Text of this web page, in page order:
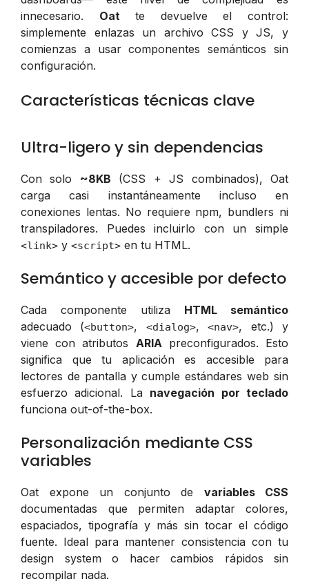
innecesario. Oat te devuelve el control:
simplemente enlazas un archivo CSS y JS, y
comienzas a usar componentes semánticos sin
configuración.
Características técnicas clave
Ultra-ligero y sin dependencias
Con solo ~8KB (CSS + JS combinados), Oat
carga casi instantáneamente incluso en
conexiones lentas. No requiere npm, bundlers ni
transpiladores. Puedes incluirlo con un simple
<link> y <script> en tu HTML.
Semántico y accesible por defecto
Cada componente utiliza HTML semántico
adecuado (<button>, <dialog>,<nav>, etc.) y
viene con atributos ARIA preconfigurados. Esto
significa que tu aplicación es accesible para
lectores de pantalla y cumple estándares web sin
esfuerzo adicional. La navegación por teclado
funciona out-of-the-box.
Personalización mediante CSS
variables
Oat expone un conjunto de variables CSS
documentadas que permiten adaptar colores,
espaciados, tipografía y más sin tocar el código
fuente. Ideal para mantener consistencia con tu
design system o hacer cambios rápidos sin
recompilar nada.